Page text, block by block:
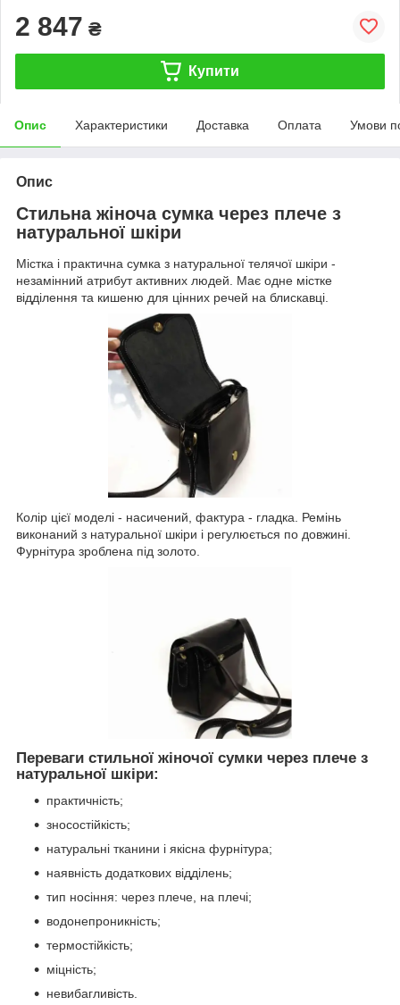
2 847 ₴
Купити
Опис Характеристики Доставка Оплата Умови
Опис
Стильна жіноча сумка через плече з
натуральної шкіри
Містка і практична сумка з натуральної телячої шкіри -
незамінний атрибут активних людей. Має одне містке
відділення та кишеню для цінних речей на блискавці.
Колір цієї моделі - насичений, фактура - гладка. Ремінь
виконаний з натуральної шкіри і регулюється по довжині.
Фурнітура зроблена під золото.
Переваги стильної жіночої сумки через плече з
натуральної шкіри:
практичність;
зносостійкість;
натуральні тканини і якісна фурнітура;
наявність додаткових відділень;
тип носіння: через плече, на плечі;
водонепроникність;
термостійкість;
міцність;
невибагливість.